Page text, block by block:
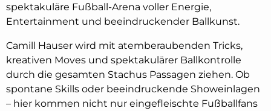
spektakuläre Fußball-Arena voller Energie,
Entertainment und beeindruckender Ballkunst.
Camill Hauser wird mit atemberaubenden Tricks,
kreativen Moves und spektakulärer Ballkontrolle
durch die gesamten Stachus Passagen ziehen. Ob
spontane Skills oder beeindruckende Showeinlagen
– hier kommen nicht nur eingefleischte Fußballfans